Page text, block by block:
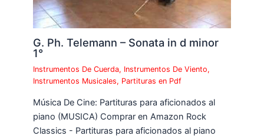
G. Ph. Telemann – Sonata in d minor
1°
Instrumentos De Cuerda, Instrumentos De Viento,
Instrumentos Musicales, Partituras en Pdf
Música De Cine: Partituras para aficionados al
piano (MUSICA) Comprar en Amazon Rock
Classics - Partituras para aficionados al piano